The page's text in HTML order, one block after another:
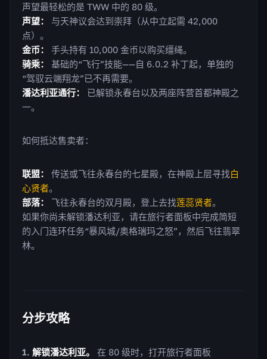
声望最轻松的是 TWW 中的 80 级。
声望：
与天神议会达到崇拜（从中立起需 42,000
点）。
金币：
手头持有 10,000 金币以购买缰绳。
骑乘：
基础的“飞行”技能——自 6.0.2 补丁起，单独的
“驾驭云端翔龙”已不再需要。
潘达利亚通行：
已解锁永春台以及两座阵营首都神殿之
一。
如何抵达售卖者：
联盟： 传送或飞往永春台的七星殿，在神殿上层寻找白
心贤者。
部落：
飞往永春台的双月殿，登上去找莲蕊贤者。
如果你尚未解锁潘达利亚，请在旅行者面板中完成简短
的入门连环任务“暴风城/奥格瑞玛之怒”，然后飞往翡翠
林。
分步攻略
解锁潘达利亚。
在 80 级时，打开旅行者面板